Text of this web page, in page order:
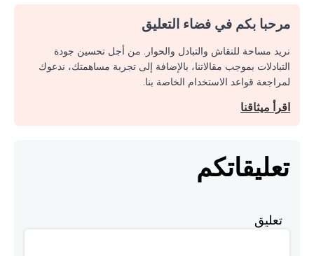
مرحبا بكم في فضاء التعليق
نريد مساحة للنقاش والتبادل والحوار. من أجل تحسين جودة
التبادلات بموجب مقالاتنا، بالإضافة إلى تجربة مساهمتك، ندعوك
لمراجعة قواعد الاستخدام الخاصة بنا.
اقرأ ميثاقنا
تعليقاتكم
تعليق